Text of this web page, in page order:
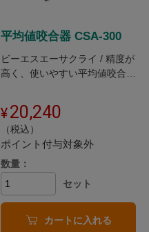
平均値咬合器 CSA-300
ビーエスエーサクライ / 精度が
高く、使いやすい平均値咬合器
20,240
（税込）
ポイント付与対象外
数量：
セット
カートに入れる